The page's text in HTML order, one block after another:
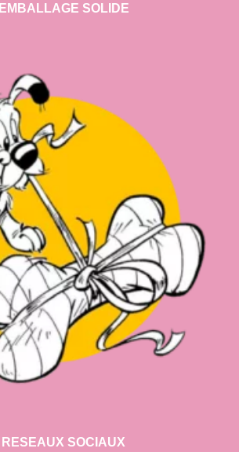
EMBALLAGE SOLIDE
RESEAUX SOCIAUX